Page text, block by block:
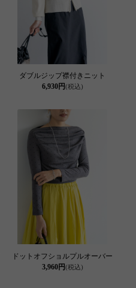
ダブルジップ襟付きニット
6,930円(税込)
ドットオフショルプルオーバー
3,960円(税込)